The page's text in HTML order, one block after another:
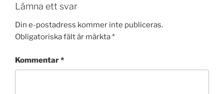
Lämna ett svar
Din e-postadress kommer inte publiceras.
Obligatoriska fält är märkta*
Kommentar*